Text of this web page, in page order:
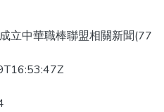
立中華職棒聯盟相關新聞(77